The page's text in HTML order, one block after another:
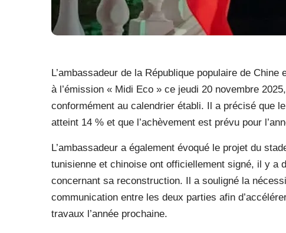
L’ambassadeur de la République populaire de
à l’émission « Midi Eco » ce jeudi 20 novembre
conformément au calendrier établi. Il a précisé que
atteint 14 % et que l’achèvement est prévu pour
L’ambassadeur a également évoqué le projet du
tunisienne et chinoise ont officiellement signé, il y a
concernant sa reconstruction. Il a souligné la
communication entre les deux parties afin
travaux l’année prochaine.